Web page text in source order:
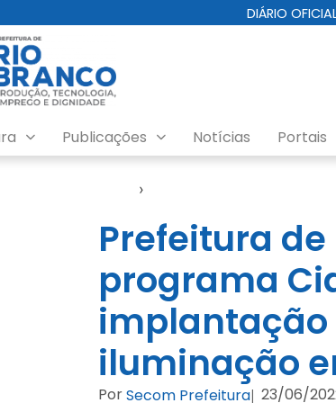
DIÁRIO
Publicações Notícias Portais
›
Prefeitura
programa
implantação
iluminação
PorSecom Prefeitura| 23/06/